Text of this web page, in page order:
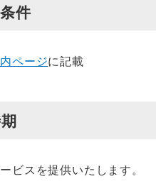
件
ページに記載
ビスを提供いたします。